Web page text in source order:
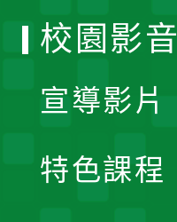
校園影音
宣導影片
特色課程